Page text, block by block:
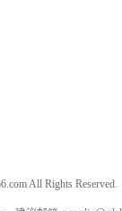
All Rights